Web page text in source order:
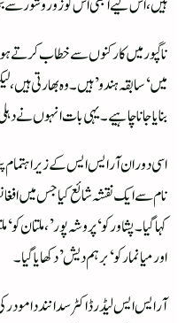
ہیں، اس لیے ابھی اس کو زور و شور سے
ناگپور میں کارکنوں سے خطاب
میں ‘سابقہ ہندو’ ہیں۔ وہ بھارتی
بنایا جانا چاہیے۔ یہی بات انہوں نے دہلی میں 23 مارچ 2000 کو
اسی دوران آر ایس ایس کے زیر
نام سے ایک نقشہ شائع کیا جس میں
کہا گیا۔ پشاور کو ‘پروشہ پور’، ملتان
اور میانمار کو ‘برہم دیش’ دکھایا گیا۔
آر ایس ایس لیڈر ڈاکٹر سدانند